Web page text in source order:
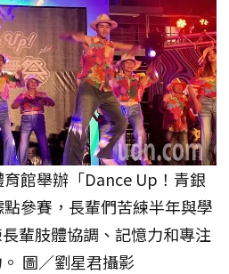
館舉辦「Dance Up！青銀
參賽，長輩們苦練半年與學
輩肢體協調、記憶力和專注
圖／劉星君攝影